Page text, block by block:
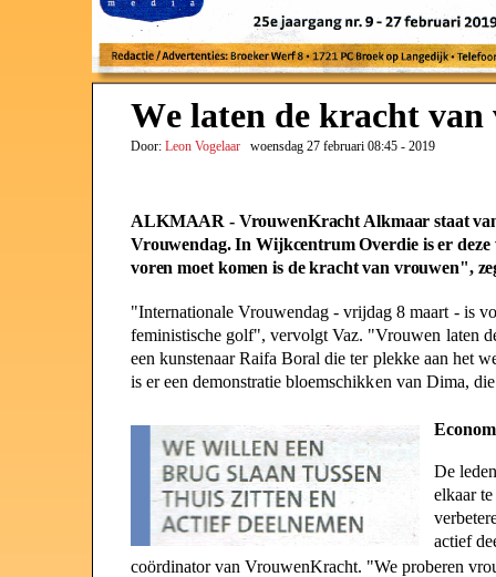
We laten de kracht van
Door: Leon Vogelaar woensdag 27 februari 08:45 - 2019
ALKMAAR - VrouwenKracht Alkmaar staat va
Vrouwendag. In Wijkcentrum Overdie is er deze
voren moet komen is de kracht van vrouwen",
"Internationale Vrouwendag - vrijdag 8 maart - is
feministische golf", vervolgt Vaz. "Vrouwen laten
een kunstenaar Raifa Boral die terplekke aan het
is er een demonstratie bloemschikken van Dima,
De
elkaar te
verbe
actief de
coördinatorvan VrouwenKracht. "We proberen